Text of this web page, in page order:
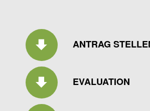
ANTRAG
EVALUATION